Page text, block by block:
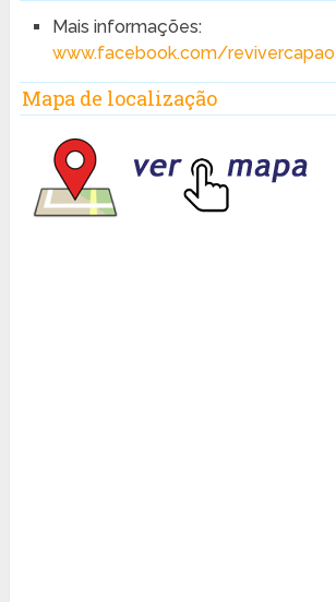
Mais informações:
www.facebook.com/revivercapao
Mapa de localização